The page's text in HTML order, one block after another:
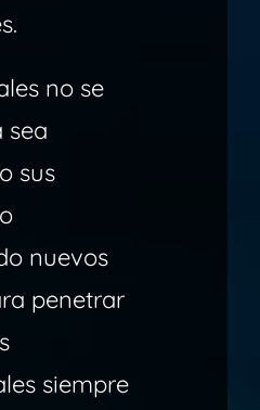
no se
sea
sus
nuevos
penetrar
siempre